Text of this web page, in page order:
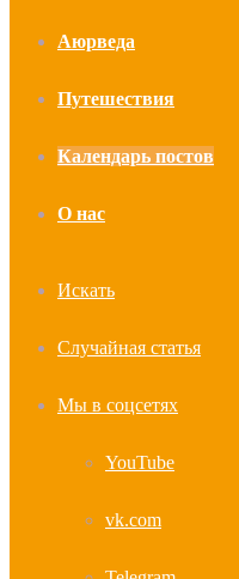
Аюрведа
Путешествия
Календарь постов
О нас
Искать
Случайная статья
Мы в соцсетях
YouTube
vk.com